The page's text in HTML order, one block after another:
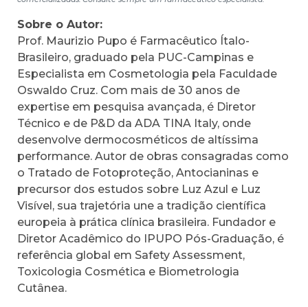
Sobre o Autor:
Prof. Maurizio Pupo é Farmacêutico Ítalo-
Brasileiro, graduado pela PUC-Campinas e
Especialista em Cosmetologia pela Faculdade
Oswaldo Cruz. Com mais de 30 anos de
expertise em pesquisa avançada, é Diretor
Técnico e de P&D da ADA TINA Italy, onde
desenvolve dermocosméticos de altíssima
performance. Autor de obras consagradas como
o Tratado de Fotoproteção, Antocianinas e
precursor dos estudos sobre Luz Azul e Luz
Visível, sua trajetória une a tradição científica
europeia à prática clínica brasileira. Fundador e
Diretor Acadêmico do IPUPO Pós-Graduação, é
referência global em Safety Assessment,
Toxicologia Cosmética e Biometrologia
Cutânea.